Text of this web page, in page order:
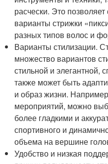
расчески. Это
варианты стрижки
разных типов волос и
Варианты стилизации.
множество вариантов
стильной и элегантной,
также может быть
и образ жизни.
мероприятий, можно
более гладкими и
спортивного и
объема на вершине
Удобство и низкая